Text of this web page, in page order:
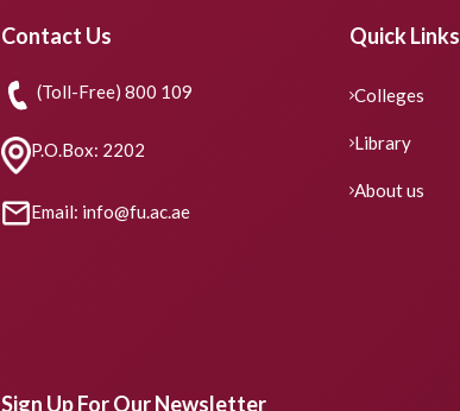
Contact Us
(Toll-Free) 800 109
P.O.Box: 2202
Email: info@fu.ac.ae
Quick Links
Colleges
Library
About us
Sign Up For Our Newsletter